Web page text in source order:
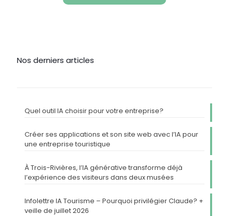
Nos derniers articles
Quel outil IA choisir pour votre entreprise?
Créer ses applications et son site web avec l’IA pour
une entreprise touristique
À Trois-Rivières, l’IA générative transforme déjà
l’expérience des visiteurs dans deux musées
Infolettre IA Tourisme – Pourquoi privilégier Claude? +
veille de juillet 2026